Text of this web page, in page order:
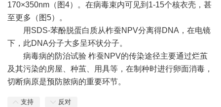
170×350nm（图4）。在病毒束内可见到1-15个核衣壳，甚
至更多（图5）。
用SDS-苯酚脱蛋白质从柞蚕NPV分离得DNA，在电镜
下，此DNA分子大多呈环状分子。
病毒病的防治试验 柞蚕NPV的传染途径主要通过烂茧
及其污染的房屋、种茧、用具等，在制种时进行卵面消毒，
切断病原是预防脓病的重要环节。
支持 反对